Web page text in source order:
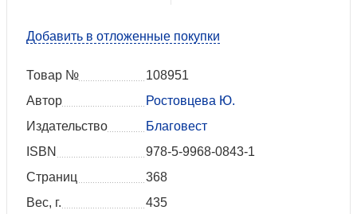
Добавить в отложенные покупки
Товар №
108951
Автор
Ростовцева Ю.
Издательство
Благовест
ISBN
978-5-9968-0843-1
Страниц
368
Вес, г.
435